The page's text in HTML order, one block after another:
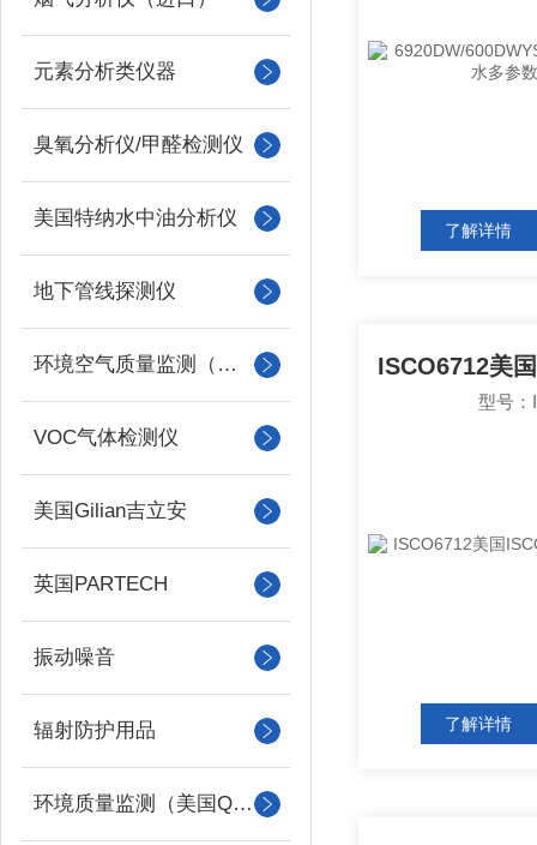
元素分析类仪器
臭氧分析仪/甲醛检测仪
美国特纳水中油分析仪
地下管线探测仪
环境空气质量监测（美国Met one）
VOC气体检测仪
美国Gilian吉立安
英国PARTECH
振动噪音
辐射防护用品
环境质量监测（美国QUEST）
了解详情
型号：
了解详情